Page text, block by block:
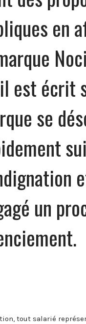
en
est écrit
se
un
tout salarié